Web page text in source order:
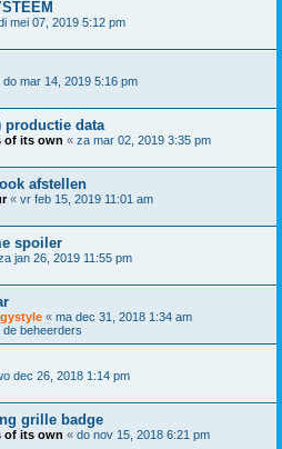
mei 07, 2019 5:12 pm
do mar 14, 2019 5:16 pm
productie data
of its own « za mar 02, 2019 3:35 pm
afstellen
« vr feb 15, 2019 11:01 am
spoiler
jan 26, 2019 11:55 pm
« ma dec 31, 2018 1:34 am
de beheerders
dec 26, 2018 1:14 pm
grille badge
of its own « do nov 15, 2018 6:21 pm